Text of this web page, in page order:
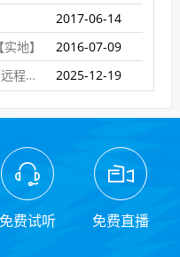
2017-06-14
地】
2016-07-09
苹果手机、安卓手机维修培训（远程网络班）
2025-12-19
免费试听 免费直播